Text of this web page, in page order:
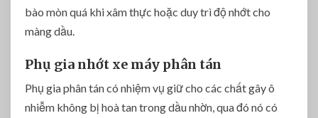
bào mòn quá khi xâm thực hoặc duy trì độ nhớt cho
màng dầu.
Phụ gia nhớt xe máy phân tán
Phụ gia phân tán có nhiệm vụ giữ cho các chất gây ô
nhiễm không bị hoà tan trong dầu nhờn, qua đó nó có